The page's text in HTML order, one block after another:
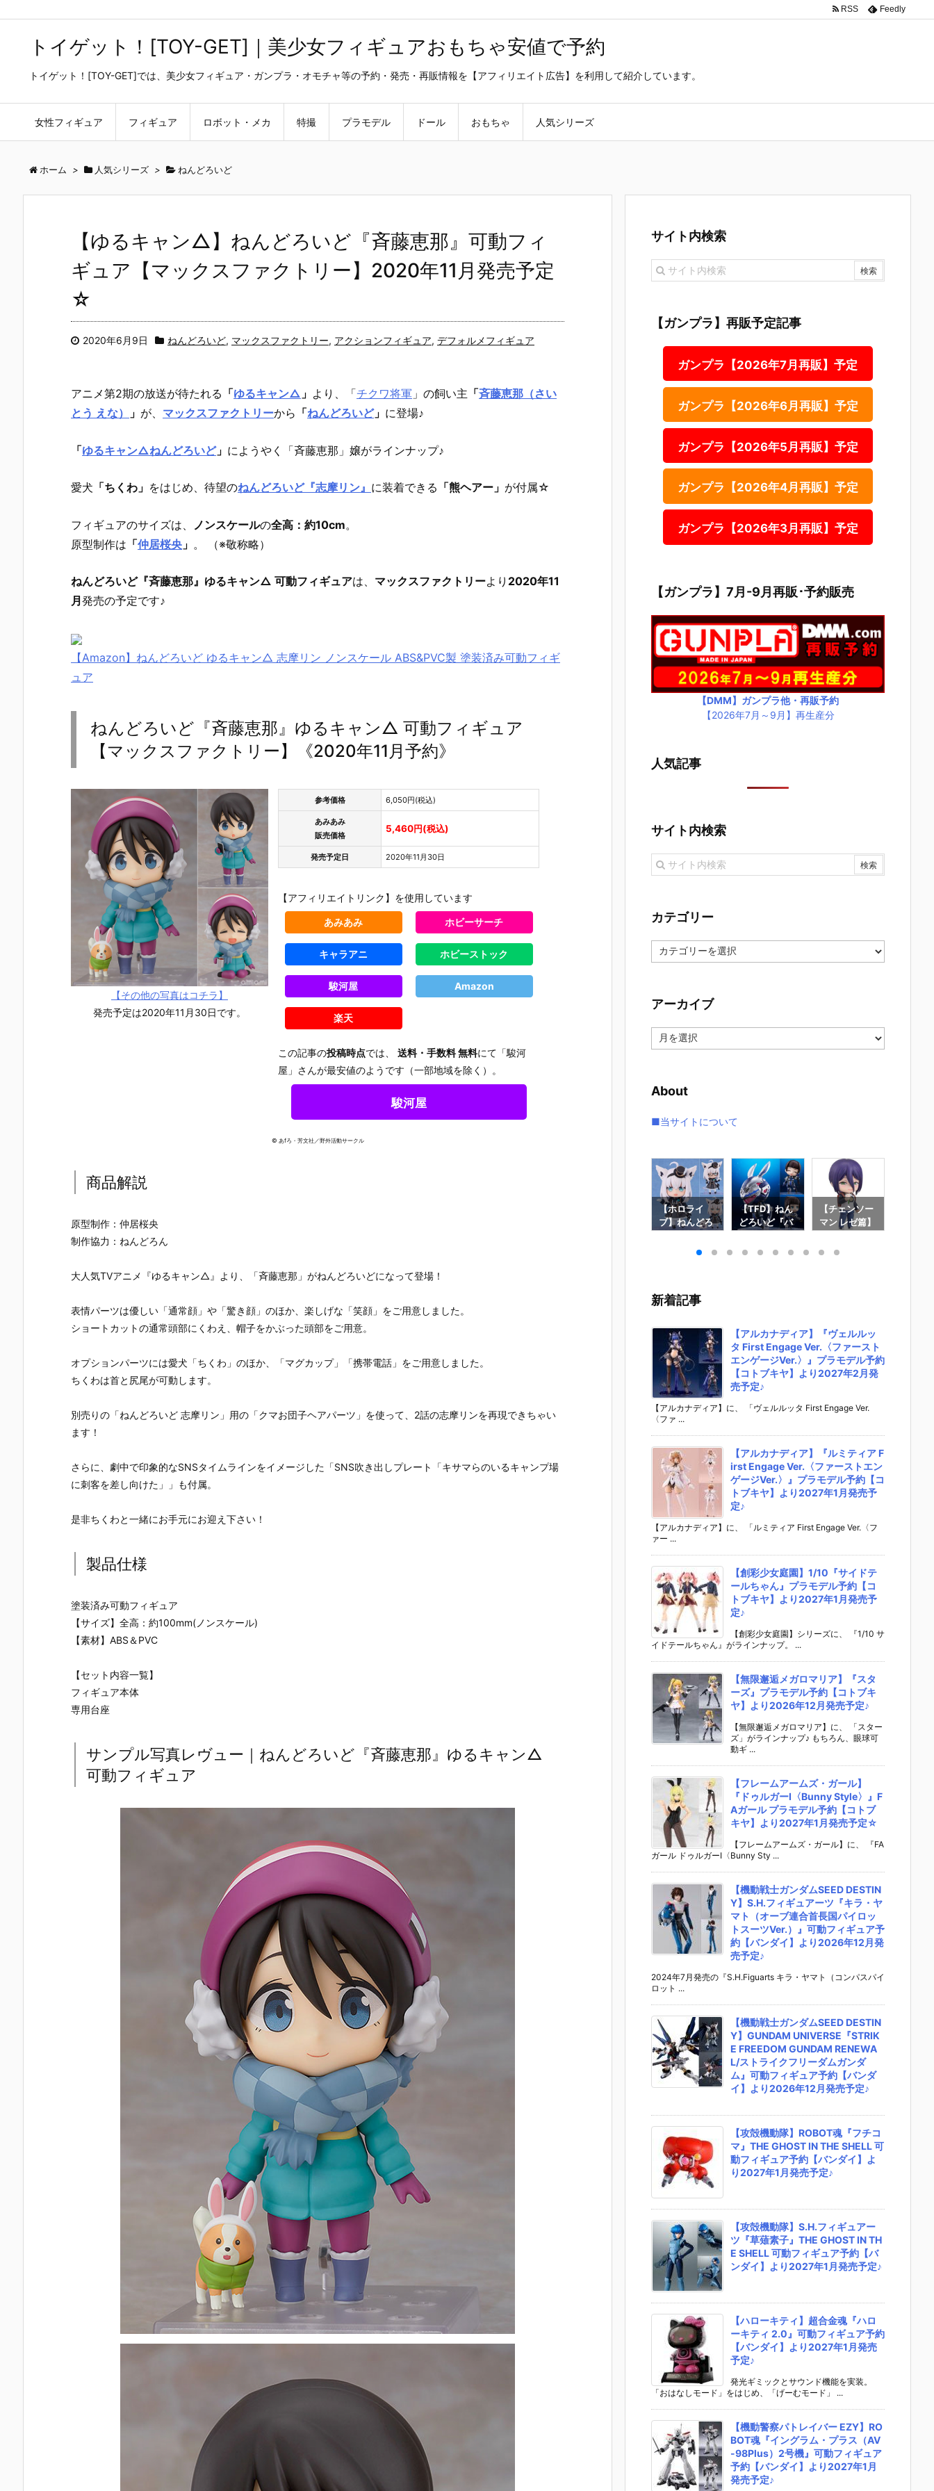
トイゲット！[TOY-GET]｜美少女フィギュアおもちゃ安値で予約
トイゲット！[TOY-GET]では、美少女フィギュア・ガンプラ・オモチャ等の予約・発売・再販情報を【アフィリエイト広告】を利用して紹介しています。
女性フィギュア フィギュア ロボット・メカ 特撮 プラモデル ドール おもちゃ 人気シリーズ
RSS Feedly
ホーム > 人気シリーズ > ねんどろいど
【ゆるキャン△】ねんどろいど『斉藤恵那』可動フィ
ギュア【マックスファクトリー】2020年11月発売予定
☆
2020年6月9日 ねんどろいど, マックスファクトリー, アクションフィギュア, デフォルメフィギュア
アニメ第2期の放送が待たれる 「ゆるキャン△ 」 より、「チクワ将軍 」の飼い主 「斉藤恵那（さい
とう えな）
」 が、 マックスファクトリーから 「ねんどろいど」 に登場♪
「ゆるキャン△ねんどろいど」 にようやく「斉藤恵那」嬢がラインナップ♪
愛犬 「ちくわ」 をはじめ、待望のねんどろいど『志摩リン』 に装着できる 「熊ヘアー」 が付属☆
フィギュアのサイズは、 ノンスケールの全高：約10cm。
原型制作は 「仲居桜央 」 。 （※敬称略）
ねんどろいど『斉藤恵那』ゆるキャン△ 可動フィギュアは、 マックスファクトリーより 2020年11
月 発売の予定です♪
【Amazon】ねんどろいど ゆるキャン△ 志摩リン ノンスケール ABS&PVC製 塗装済み可動フィギ
ュア
ねんどろいど『斉藤恵那』ゆるキャン△ 可動フィギュア
【マックスファクトリー】《2020年11月予約》
【その他の写真はコチラ】
発売予定は2020年11月30日です。
参考価格 6,050円(税込)
あみあみ
販売価格
5,460円(税込)
発売予定日 2020年11月30日
【アフィリエイトリンク】を使用しています
あみあみ ホビーサーチ
キャラアニ ホビーストック
駿河屋 Amazon
楽天
この記事の投稿時点では、送料・手数料 無料にて「駿河
屋」さんが最安値のようです（一部地域を除く）。
駿河屋
© あfろ・芳文社／野外活動サークル
商品解説
原型制作：仲居桜央
制作協力：ねんどろん
大人気TVアニメ『ゆるキャン△』より、「斉藤恵那」がねんどろいどになって登場！
表情パーツは優しい「通常顔」や「驚き顔」のほか、楽しげな「笑顔」をご用意しました。
ショートカットの通常頭部にくわえ、帽子をかぶった頭部をご用意。
オプションパーツには愛犬「ちくわ」のほか、「マグカップ」「携帯電話」をご用意しました。
ちくわは首と尻尾が可動します。
別売りの「ねんどろいど 志摩リン」用の「クマお団子ヘアパーツ」を使って、2話の志摩リンを再現できちゃい
ます！
さらに、劇中で印象的なSNSタイムラインをイメージした「SNS吹き出しプレート「キサマらのいるキャンプ場
に刺客を差し向けた」」も付属。
是非ちくわと一緒にお手元にお迎え下さい！
製品仕様
塗装済み可動フィギュア
【サイズ】全高：約100mm(ノンスケール)
【素材】ABS＆PVC
【セット内容一覧】
フィギュア本体
専用台座
サンプル写真レヴュー｜ねんどろいど『斉藤恵那』ゆるキャン△
可動フィギュア
サイト内検索
【ガンプラ】再販予定記事
ガンプラ【2026年7月再販】予定
ガンプラ【2026年6月再販】予定
ガンプラ【2026年5月再販】予定
ガンプラ【2026年4月再販】予定
ガンプラ【2026年3月再販】予定
【ガンプラ】7月-9月再販･予約販売
【DMM】ガンプラ他・再販予約
【2026年7月～9月】再生産分
人気記事
サイト内検索
カテゴリー
カ
テ
ー
アーカイブ
ー
ブ
About
■当サイトについて
マン レゼ篇】
ねんどろいど
『レゼ 私服V
く』デフォル
ッドスマイル
カンパニー】
d Order】ね
んどろいど
『バーサーカ
ア・キャスタ
ュア予約【グ
ッドスマイル
売予定♪
メ可動フィギ
カンパニー】
より2026年5
デフォルメ可
スマイルカン
パニー】より
ィギュア予約
ー】より202
6年6月発売予
グレー テスト
動フィギュア
2025年11月
【ホロライ
ブ】ねんどろ
ブキ 洋服衣装
【グッドスマ
ー】より202
6年2月発売予
定☆
【TFD】ねん
どろいど『バ
rst Descend
2027年1月発
売予定♪
【チェンソー
マン レゼ篇】
『レゼ 私服V
カンパニー】
より2026年8
月発売予定♪
新着記事
【アルカナディア】『ヴェルルッ
タ First Engage Ver.〈ファースト
エンゲージVer.〉』プラモデル予約
【コトブキヤ】より2027年2月発
売予定♪
【アルカナディア】に、 「ヴェルルッタ First Engage Ver.
〈ファ ...
【アルカナディア】『ルミティア F
irst Engage Ver.〈ファーストエン
ゲージVer.〉』プラモデル予約【コ
トブキヤ】より2027年1月発売予
定♪
【アルカナディア】に、 「ルミティア First Engage Ver.〈フ
ァー ...
【創彩少女庭園】1/10『サイドテ
ールちゃん』プラモデル予約【コ
トブキヤ】より2027年1月発売予
定♪
【創彩少女庭園】シリーズに、 『1/10 サ
イドテールちゃん』がラインナップ。 ...
【無限邂逅メガロマリア】『スタ
ーズ』プラモデル予約【コトブキ
ヤ】より2026年12月発売予定♪
【無限邂逅メガロマリア】に、 「スター
ズ」がラインナップ♪ もちろん、眼球可
動ギ ...
【フレームアームズ・ガール】
『ドゥルガーI〈Bunny Style〉』F
Aガール プラモデル予約【コトブ
キヤ】より2027年1月発売予定☆
【フレームアームズ・ガール】に、 『FA
ガール ドゥルガーI〈Bunny Sty ...
【機動戦士ガンダムSEED DESTIN
Y】S.H.フィギュアーツ『キラ・ヤ
マト（オーブ連合首長国パイロッ
トスーツVer.）』可動フィギュア予
約【バンダイ】より2026年12月発
売予定♪
2024年7月発売の『S.H.Figuarts キラ・ヤマト（コンパスパイ
ロット ...
【機動戦士ガンダムSEED DESTIN
Y】GUNDAM UNIVERSE『STRIK
E FREEDOM GUNDAM RENEWA
L/ストライクフリーダムガンダ
ム』可動フィギュア予約【バンダ
イ】より2026年12月発売予定♪
【攻殻機動隊】ROBOT魂『フチコ
マ』THE GHOST IN THE SHELL 可
動フィギュア予約【バンダイ】よ
り2027年1月発売予定♪
【攻殻機動隊】S.H.フィギュアー
ツ『草薙素子』THE GHOST IN TH
E SHELL 可動フィギュア予約【バ
ンダイ】より2027年1月発売予定♪
【ハローキティ】超合金魂『ハロ
ーキティ 2.0』可動フィギュア予約
【バンダイ】より2027年1月発売
予定♪
発光ギミックとサウンド機能を実装。
「おはなしモード」をはじめ、「げーむモード」 ...
【機動警察パトレイバー EZY】RO
BOT魂『イングラム・プラス（AV
-98Plus）2号機』可動フィギュア
予約【バンダイ】より2027年1月
発売予定♪